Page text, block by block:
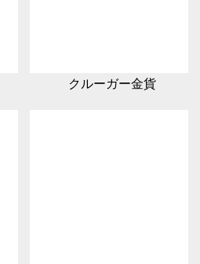
クルーガー金貨